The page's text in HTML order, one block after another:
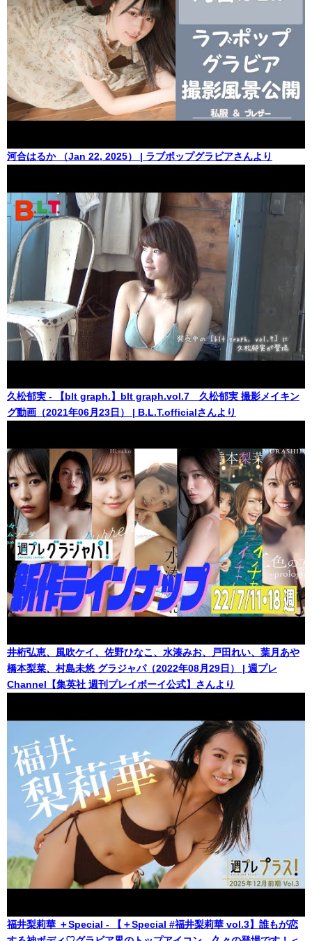
河合はるか （Jan 22, 2025） | ラブポップグラビアさんより
久松郁実 - 【blt graph.】blt graph.vol.7 久松郁実 撮影メイキン
グ動画（2021年06月23日） | B.L.T.officialさんより
井桁弘恵、風吹ケイ、佐野ひなこ、水湊みお、戸田れい、葉月あや
橋本梨菜、村島未悠 グラジャパ（2022年08月29日） | 週プレ
Channel【集英社 週刊プレイボーイ公式】さんより
福井梨莉華 ＋Special - 【＋Special #福井梨莉華 vol.3】誰もが恋